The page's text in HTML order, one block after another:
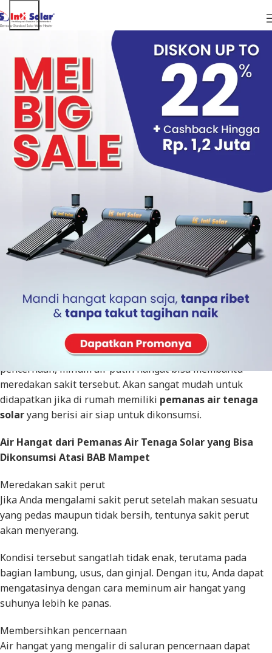
Atasi BAB Mampet Dengan Pemanas Air
Tenaga Solar
Tidak bisa diragukan lagi khasiatnya, mengonsumsi air
hangat akan membuat tubuh jauh lebih sehat. Terutama
bagi Anda yang mengalami gangguan di bagian
pencernaan, minum air putih hangat bisa membantu
meredakan sakit tersebut. Akan sangat mudah untuk
didapatkan jika di rumah memiliki pemanas air tenaga
solaryang berisi air siap untuk dikonsumsi.
Air Hangat dari Pemanas Air Tenaga Solar yang Bisa
Dikonsumsi Atasi BAB Mampet
Meredakan sakit perut
Jika Anda mengalami sakit perut setelah makan sesuatu
yang pedas maupun tidak bersih, tentunya sakit perut
akan menyerang.
Kondisi tersebut sangatlah tidak enak, terutama pada
bagian lambung, usus, dan ginjal. Dengan itu, Anda dapat
mengatasinya dengan cara meminum air hangat yang
suhunya lebih ke panas.
Membersihkan pencernaan
Air hangat yang mengalir di saluran pencernaan dapat